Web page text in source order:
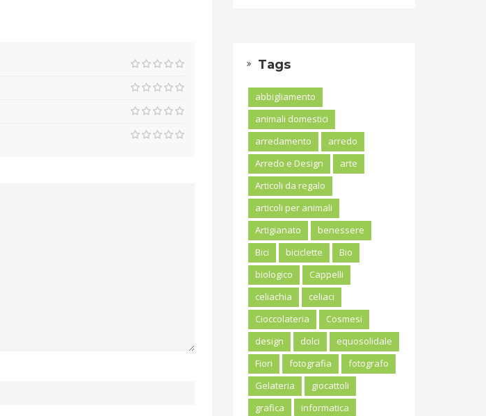
Tags
abbigliamento
animali domestici
arredamento
arredo
Arredo e Design
arte
Articoli da regalo
articoli per animali
Artigianato
benessere
Bici
biciclette
Bio
biologico
Cappelli
celiachia
celiaci
Cioccolateria
Cosmesi
design
dolci
equosolidale
Fiori
fotografia
fotografo
Gelateria
giocattoli
grafica
informatica